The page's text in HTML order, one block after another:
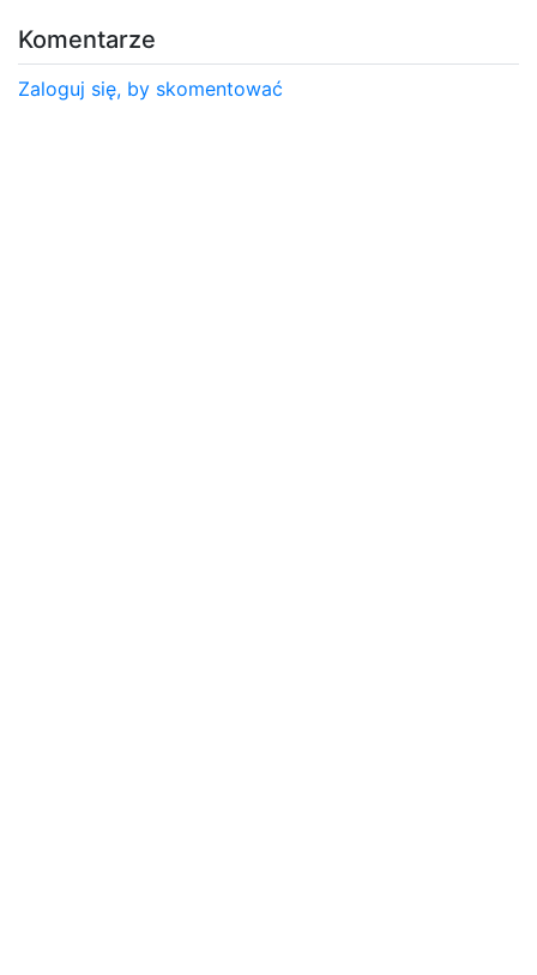
Komentarze
Zaloguj się, by skomentować